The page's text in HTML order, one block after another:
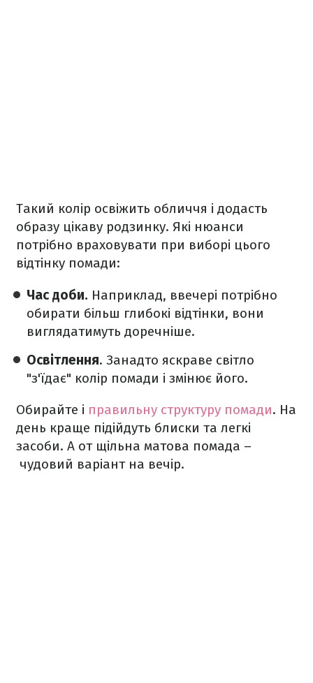
Такий колір освіжить обличчя і додасть
образу цікаву родзинку. Які нюанси
потрібно враховувати при виборі цього
відтінку помади:
Час доби. Наприклад, ввечері потрібно
обирати більш глибокі відтінки, вони
виглядатимуть доречніше.
Освітлення. Занадто яскраве світло
"з'їдає" колір помади і змінює його.
Обирайте і правильну структуру помади. На
день краще підійдуть блиски та легкі
засоби. А от щільна матова помада –
чудовий варіант на вечір.